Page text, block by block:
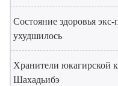
Состояние здоровья
ухудшилось
Хранители юкагирской
Шахадьибэ